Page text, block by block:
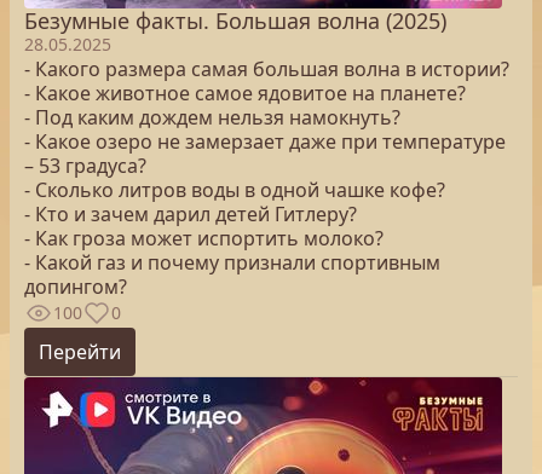
Безумные факты. Большая волна (2025)
28.05.2025
- Какого размера самая большая волна в истории?
- Какое животное самое ядовитое на планете?
- Под каким дождем нельзя намокнуть?
- Какое озеро не замерзает даже при температуре
– 53 градуса?
- Сколько литров воды в одной чашке кофе?
- Кто и зачем дарил детей Гитлеру?
- Как гроза может испортить молоко?
- Какой газ и почему признали спортивным
допингом?
100 0
Перейти